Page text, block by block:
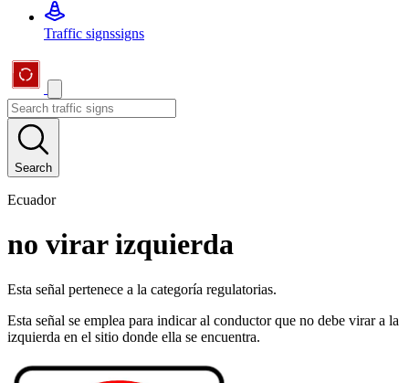
Traffic signssigns
Search
Ecuador
no virar izquierda
Esta señal pertenece a la categoría regulatorias.
Esta señal se emplea para indicar al conductor que no debe virar a la
izquierda en el sitio donde ella se encuentra.